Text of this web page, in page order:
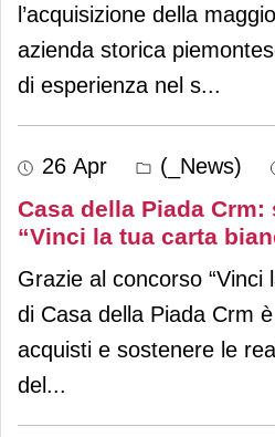
l’acquisizione della
azienda storica
di esperienza nel s...
26 Apr (_News)
Casa della Piada
“Vinci la tua carta
Grazie al concorso “Vinci
di Casa della Piada Crm
acquisti e sostenere le
del ...